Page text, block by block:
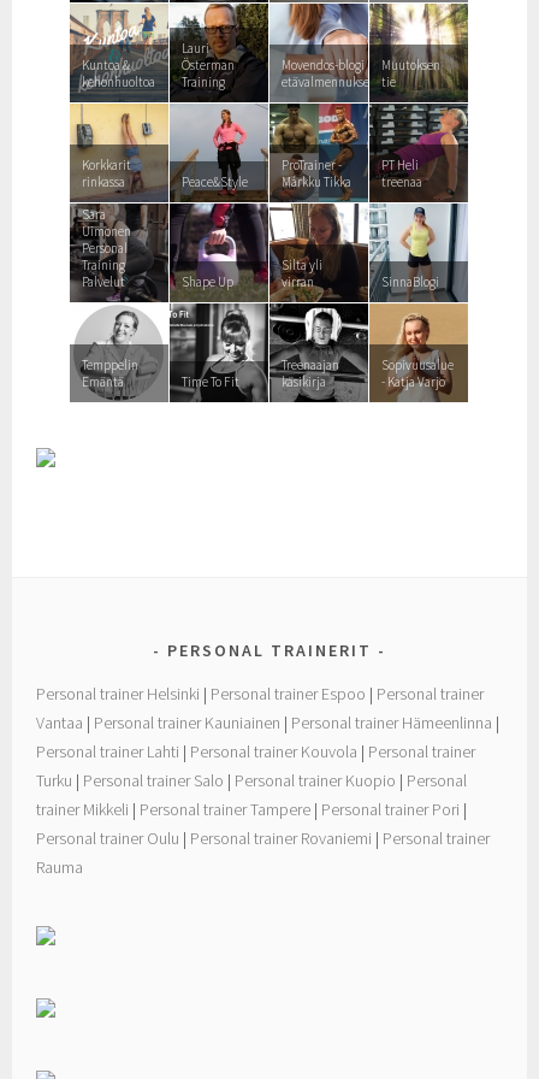
Kuntoa &
kehonhuoltoa
Lauri
Österman
Training
Movendos-blogi
etävalmennuksesta
Muutoksen
tie
Korkkarit
rinkassa
Peace&Style
ProTrainer -
Márkku Tikka
PT Heli
treenaa
Sara
Uimonen
Personal
Training
Palvelut
Shape Up
Silta yli
virran
SinnaBlogi
Temppelin
Emäntä
Time To Fit
Treenaajan
käsikirja
Sopivuusalue
- Katja Varjo
PERSONAL TRAINERIT
Personal trainer Helsinki | Personal trainer Espoo | Personal trainer
Vantaa | Personal trainer Kauniainen | Personal trainer Hämeenlinna |
Personal trainer Lahti | Personal trainer Kouvola | Personal trainer
Turku | Personal trainer Salo | Personal trainer Kuopio | Personal
trainer Mikkeli | Personal trainer Tampere | Personal trainer Pori |
Personal trainer Oulu | Personal trainer Rovaniemi | Personal trainer
Rauma